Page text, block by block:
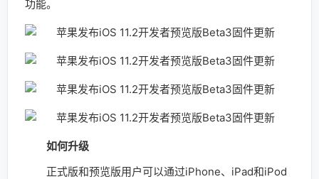
功能。
如何升级
正式版和预览版用户可以通过iPhone、iPad和iPod